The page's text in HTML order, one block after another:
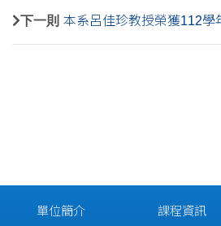
下一則 本系呂佳珍教授榮獲112學
單位簡介 課程資訊